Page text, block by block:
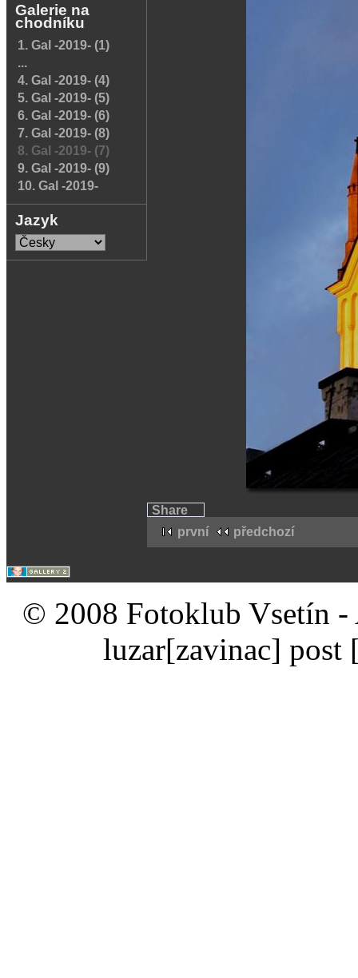
Galerie na
chodníku
1. Gal -2019- (1)
...
4. Gal -2019- (4)
5. Gal -2019- (5)
6. Gal -2019- (6)
7. Gal -2019- (8)
8. Gal -2019- (7)
9. Gal -2019- (9)
10. Gal -2019-
Jazyk
Share
první
předchozí
© 2008 Fotoklub Vsetín -
luzar[zavinac] post